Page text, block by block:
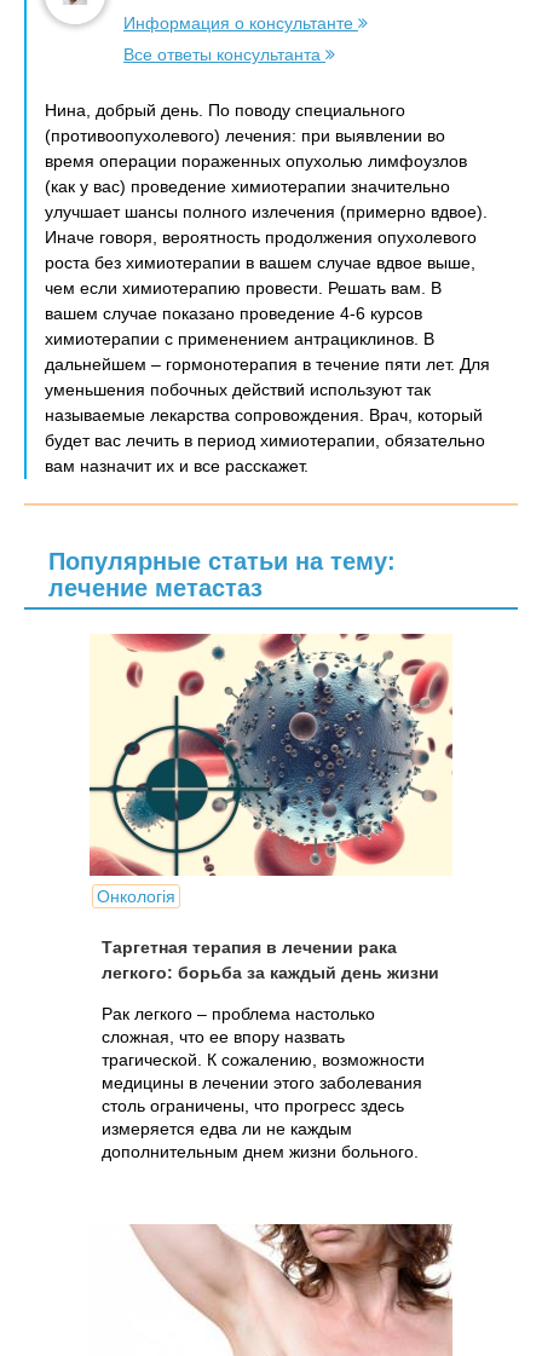
Информация о консультанте
Все ответы консультанта
Нина, добрый день. По поводу специального
(противоопухолевого) лечения: при выявлении во
время операции пораженных опухолью лимфоузлов
(как у вас) проведение химиотерапии значительно
улучшает шансы полного излечения (примерно вдвое).
Иначе говоря, вероятность продолжения опухолевого
роста без химиотерапии в вашем случае вдвое выше,
чем если химиотерапию провести. Решать вам. В
вашем случае показано проведение 4-6 курсов
химиотерапии с применением антрациклинов. В
дальнейшем – гормонотерапия в течение пяти лет. Для
уменьшения побочных действий используют так
называемые лекарства сопровождения. Врач, который
будет вас лечить в период химиотерапии, обязательно
вам назначит их и все расскажет.
Популярные статьи на тему:
лечение метастаз
Онкологія
Таргетная терапия в лечении рака
легкого: борьба за каждый день жизни
Рак легкого – проблема настолько
сложная, что ее впору назвать
трагической. К сожалению, возможности
медицины в лечении этого заболевания
столь ограничены, что прогресс здесь
измеряется едва ли не каждым
дополнительным днем жизни больного.